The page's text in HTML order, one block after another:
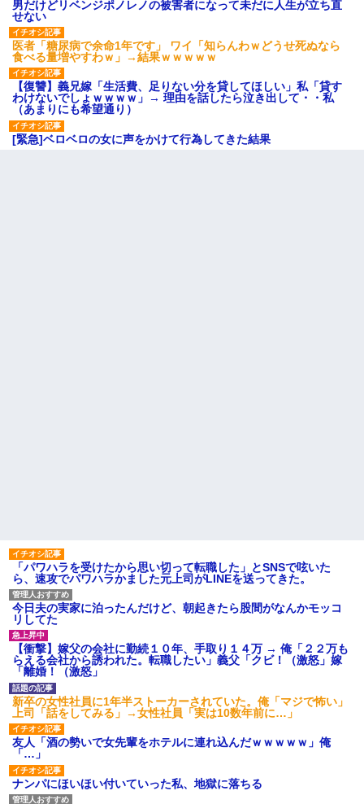
男だけどリベンジポノレノの被害者になって未だに人生が立ち直
せない
医者「糖尿病で余命1年です」 ワイ「知らんわｗどうせ死ぬなら
食べる量増やすわｗ」→結果ｗｗｗｗｗ
【復讐】義兄嫁「生活費、足りない分を貸してほしい」私「貸す
わけないでしょｗｗｗｗ」→ 理由を話したら泣き出して・・私
（あまりにも希望通り）
[緊急]ベロベロの女に声をかけて行為してきた結果
「パワハラを受けたから思い切って転職した」とSNSで呟いた
ら、速攻でパワハラかました元上司がLINEを送ってきた。
今日夫の実家に泊ったんだけど、朝起きたら股間がなんかモッコ
リしてた
【衝撃】嫁父の会社に勤続１０年、手取り１４万 → 俺「２２万も
らえる会社から誘われた。転職したい」義父「クビ！（激怒」嫁
「離婚！（激怒」
新卒の女性社員に1年半ストーカーされていた。俺「マジで怖い」
上司「話をしてみる」→女性社員「実は10数年前に…」
友人「酒の勢いで女先輩をホテルに連れ込んだｗｗｗｗｗ」俺
「…」
ナンパにほいほい付いていった私、地獄に落ちる